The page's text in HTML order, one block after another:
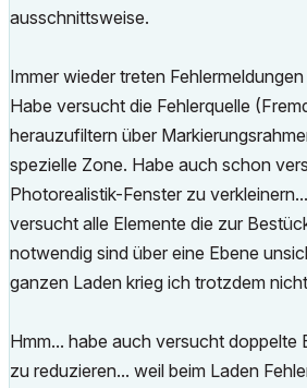
ausschnittsweise.
Immer wieder treten
Habe versucht die Fehlerquelle
herauzufiltern über
spezielle Zone. Habe auch schon
Photorealistik-Fenster zu
versucht alle Elemente die zur
notwendig sind über eine Ebene
ganzen Laden krieg ich trotzdem
Hmm... habe auch versucht doppelte
zu reduzieren... weil beim Laden